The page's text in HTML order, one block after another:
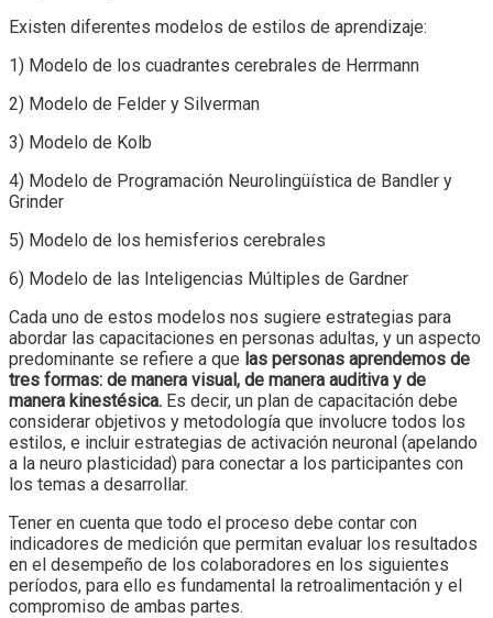
Existen diferentes modelos de estilos de aprendizaje:
1) Modelo de los cuadrantes cerebrales de Herrmann
2) Modelo de Felder y Silverman
3) Modelo de Kolb
4) Modelo de Programación Neurolingüística de Bandler y
Grinder
5) Modelo de los hemisferios cerebrales
6) Modelo de las Inteligencias Múltiples de Gardner
Cada uno de estos modelos nos sugiere estrategias para
abordar las capacitaciones en personas adultas, y un aspecto
predominante se refiere a que las personas aprendemos de
tres formas: de manera visual, de manera auditiva y de
manera kinestésica. Es decir, un plan de capacitación debe
considerar objetivos y metodología que involucre todos los
estilos, e incluir estrategias de activación neuronal (apelando
a la neuro plasticidad) para conectar a los participantes con
los temas a desarrollar.
Tener en cuenta que todo el proceso debe contar con
indicadores de medición que permitan evaluar los resultados
en el desempeño de los colaboradores en los siguientes
períodos, para ello es fundamental la retroalimentación y el
compromiso de ambas partes.